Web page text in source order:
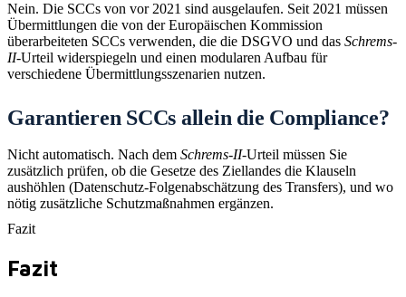
Nein. Die SCCs von vor 2021 sind ausgelaufen. Seit 2021 müssen
Übermittlungen die von der Europäischen Kommission
überarbeiteten SCCs verwenden, die die DSGVO und das Schrems-
II-Urteil widerspiegeln und einen modularen Aufbau für
verschiedene Übermittlungsszenarien nutzen.
Garantieren SCCs allein die Compliance?
Nicht automatisch. Nach dem Schrems-II-Urteil müssen Sie
zusätzlich prüfen, ob die Gesetze des Ziellandes die Klauseln
aushöhlen (Datenschutz-Folgenabschätzung des Transfers), und wo
nötig zusätzliche Schutzmaßnahmen ergänzen.
Fazit
Fazit